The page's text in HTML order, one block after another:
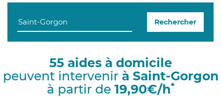
n
g
i
Rechercher
55 aides à domicile
peuvent intervenir à Saint-Gorgon
à partir de 19,90€/h*